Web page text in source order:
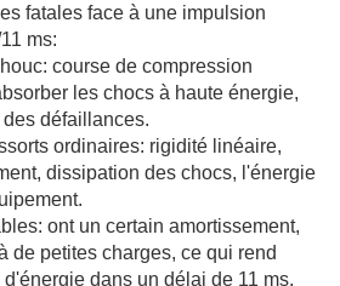
fatales face à une impulsion
ms:
course de compression
les chocs à haute énergie,
défaillances.
ordinaires: rigidité linéaire,
dissipation des chocs, l'énergie
ont un certain amortissement,
de petites charges, ce qui rend
dans un délai de 11 ms.